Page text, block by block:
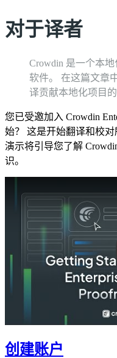
对于译者
Crowdin 是一个本
软件。 在这篇文章
译贡献本地化项目的
您已受邀加入 Crowdin
始？ 这是开始翻译和校
演示将引导您了解
识。
创建账户